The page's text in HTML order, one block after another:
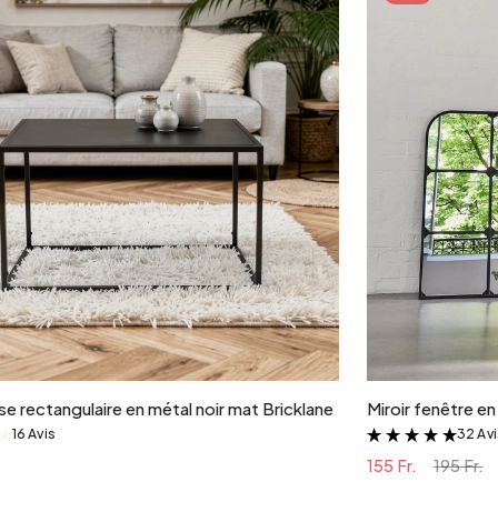
Ajouter au panier
rectangulaire en métal noir mat Bricklane
&
16 Avis
Miroir fenêtre
&
32
155 Fr. 195 Fr.